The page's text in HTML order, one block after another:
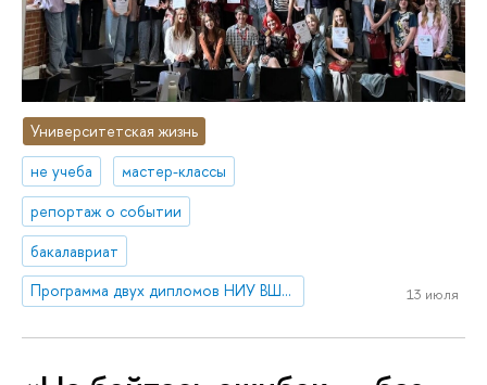
Университетская жизнь
не учеба
мастер-классы
репортаж о событии
бакалавриат
Программа двух дипломов НИУ ВШЭ и Университета Кёнхи «Экономика и политика в Азии»
13 июля